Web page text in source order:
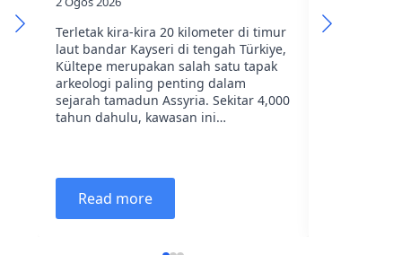
Terletak kira-kira 20 kilometer di timur
laut bandar Kayseri di tengah Türkiye,
Kültepe merupakan salah satu tapak
arkeologi paling penting dalam
sejarah tamadun Assyria. Sekitar 4,000
tahun dahulu, kawasan ini…
Read more
Dalam